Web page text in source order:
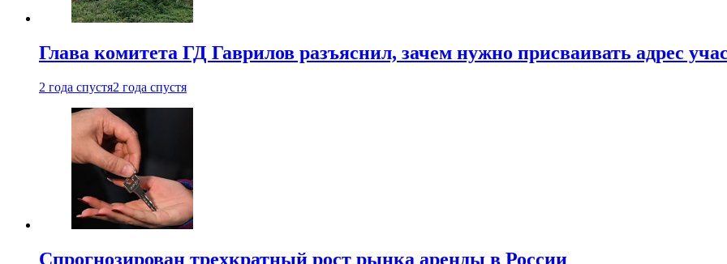
Глава комитета ГД Гаврилов разъяснил, зачем нужно присваивать адрес
2 года спустя2 года спустя
Спрогнозирован трехкратный рост рынка аренды в России